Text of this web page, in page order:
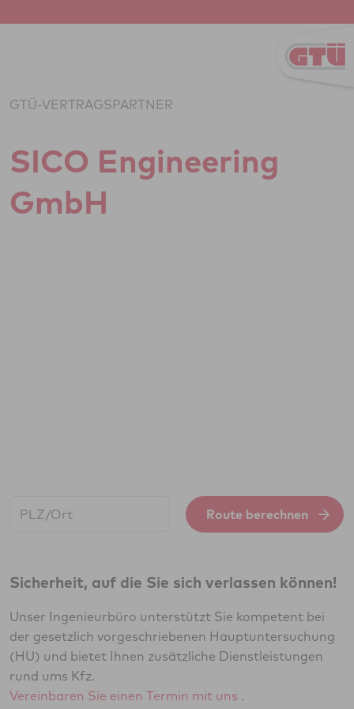
GTÜ-VERTRAGSPARTNER
SICO Engi­nee­ring
GmbH
Route berechnen
Sicherheit, auf die Sie sich verlassen können!
Unser Ingenieurbüro unterstützt Sie kompetent bei
der gesetzlich vorgeschriebenen Hauptuntersuchung
(HU) und bietet Ihnen zusätzliche Dienstleistungen
rund ums Kfz.
Vereinbaren Sie einen Termin mit uns .